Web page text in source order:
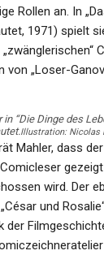
Rollen an. In
1971) spielt
von „Loser-
in “Die Dinge des
Illustration: Nicolas
Mahler, dass
wird. Der
und
der